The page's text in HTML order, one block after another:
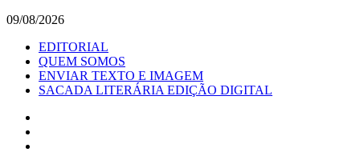
09/08/2026
EDITORIAL
QUEM SOMOS
ENVIAR TEXTO E IMAGEM
SACADA LITERÁRIA EDIÇÃO DIGITAL